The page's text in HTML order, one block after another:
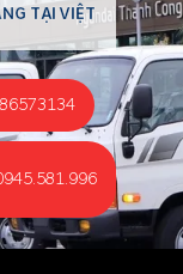
TẠI VIỆT